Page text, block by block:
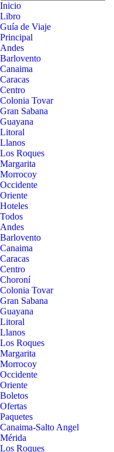
Inicio
Libro
Guía de Viaje
Principal
Andes
Barlovento
Canaima
Caracas
Centro
Colonia Tovar
Gran Sabana
Guayana
Litoral
Llanos
Los Roques
Margarita
Morrocoy
Occidente
Oriente
Hoteles
Todos
Andes
Barlovento
Canaima
Caracas
Centro
Choroní
Colonia Tovar
Gran Sabana
Guayana
Litoral
Llanos
Los Roques
Margarita
Morrocoy
Occidente
Oriente
Boletos
Ofertas
Paquetes
Canaima-Salto Angel
Mérida
Los Roques